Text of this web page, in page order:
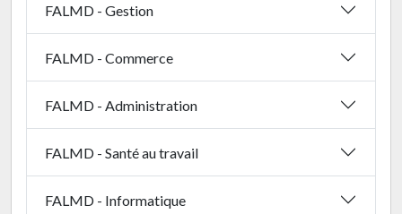
FALMD - Gestion
FALMD - Commerce
FALMD - Administration
FALMD - Santé au travail
FALMD - Informatique